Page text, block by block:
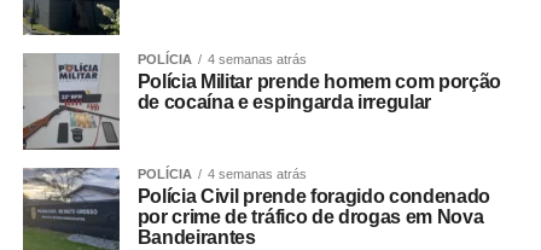
POLÍCIA 4 semanas atrás
Polícia Militar prende homem com porção
de cocaína e espingarda irregular
POLÍCIA 4 semanas atrás
Polícia Civil prende foragido condenado
por crime de tráfico de drogas em Nova
Bandeirantes